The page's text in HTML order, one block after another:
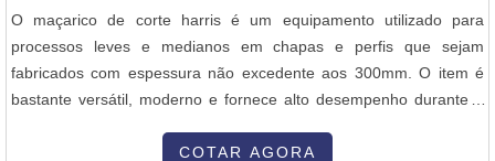
O maçarico de corte harris é um equipamento utilizado para
processos leves e medianos em chapas e perfis que sejam
fabricados com espessura não excedente aos 300mm. O item é
bastante versátil, moderno e fornece alto desempenho durante o
multinacional Harris, com ênfase no que diz respeito à norma EN
COTAR AGORA